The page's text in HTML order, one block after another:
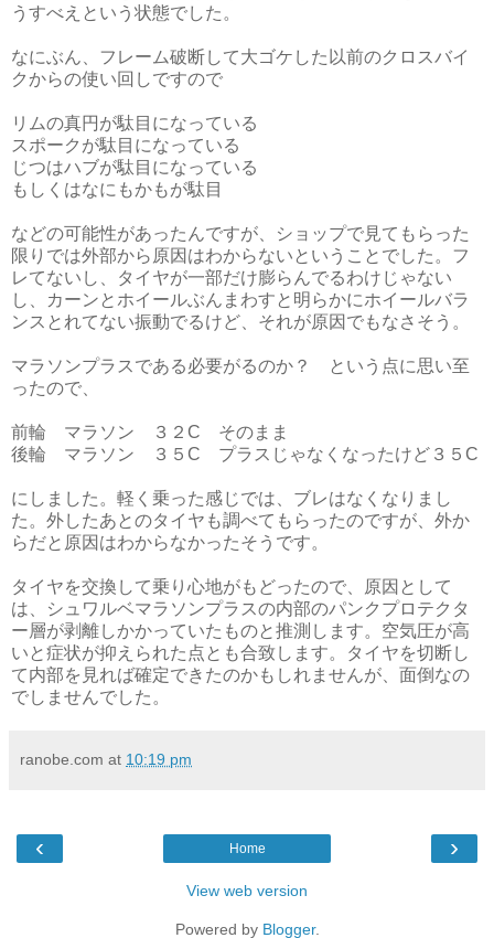
うすべえという状態でした。
なにぶん、フレーム破断して大ゴケした以前のクロスバイ
クからの使い回しですので
リムの真円が駄目になっている
スポークが駄目になっている
じつはハブが駄目になっている
もしくはなにもかもが駄目
などの可能性があったんですが、ショップで見てもらった
限りでは外部から原因はわからないということでした。フ
レてないし、タイヤが一部だけ膨らんでるわけじゃない
し、カーンとホイールぶんまわすと明らかにホイールバラ
ンスとれてない振動でるけど、それが原因でもなさそう。
マラソンプラスである必要がるのか？ という点に思い至
ったので、
前輪 マラソン ３２C そのまま
後輪 マラソン ３５C プラスじゃなくなったけど３５C
にしました。軽く乗った感じでは、ブレはなくなりまし
た。外したあとのタイヤも調べてもらったのですが、外か
らだと原因はわからなかったそうです。
タイヤを交換して乗り心地がもどったので、原因として
は、シュワルベマラソンプラスの内部のパンクプロテクタ
ー層が剥離しかかっていたものと推測します。空気圧が高
いと症状が抑えられた点とも合致します。タイヤを切断し
て内部を見れば確定できたのかもしれませんが、面倒なの
でしませんでした。
ranobe.com at 10:19 pm
‹ ›
Home
View web version
Powered by Blogger.